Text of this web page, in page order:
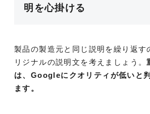
明を心掛ける
製品の製造元と同じ説明を繰り返す
リジナルの説明文を考えましょう。
は、Googleにクオリティが低いと
ます。